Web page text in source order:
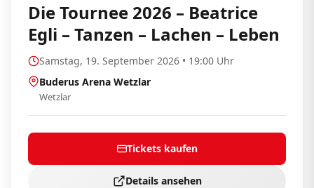
Die Tournee 2026 – Beatrice
Egli – Tanzen – Lachen – Leben
Samstag, 19. September 2026 • 19:00 Uhr
Buderus Arena Wetzlar
Wetzlar
Tickets kaufen
Details ansehen